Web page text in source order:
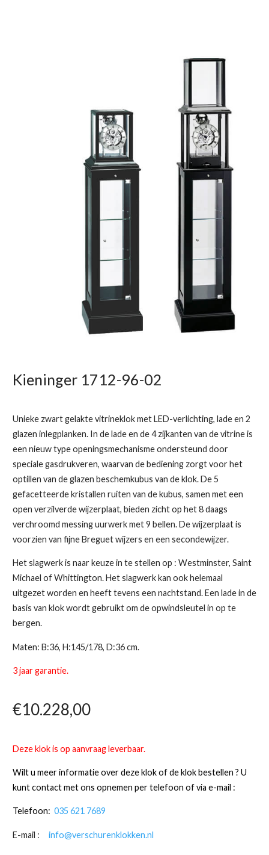
Kieninger 1712-96-02
Unieke zwart gelakte vitrineklok met LED-verlichting, lade en 2
glazen inlegplanken. In de lade en de 4 zijkanten van de vitrine is
een nieuw type openingsmechanisme ondersteund door
speciale gasdrukveren, waarvan de bediening zorgt voor het
optillen van de glazen beschemkubus van de klok. De 5
gefacetteerde kristallen ruiten van de kubus, samen met een
open verzilverde wijzerplaat, bieden zicht op het 8 daags
verchroomd messing uurwerk met 9 bellen. De wijzerplaat is
voorzien van fijne Breguet wijzers en een secondewijzer.
Het slagwerk is naar keuze in te stellen op : Westminster, Saint
Michael of Whittington. Het slagwerk kan ook helemaal
uitgezet worden en heeft tevens een nachtstand. Een lade in de
basis van klok wordt gebruikt om de opwindsleutel in op te
bergen.
Maten: B:36, H:145/178, D:36 cm.
3 jaar garantie.
€10.228,00
Deze klok is op aanvraag leverbaar.
Wilt u meer informatie over deze klok of de klok bestellen ? U
kunt contact met ons opnemen per telefoon of via e-mail :
Telefoon: 035 621 7689
E-mail : info@verschurenklokken.nl